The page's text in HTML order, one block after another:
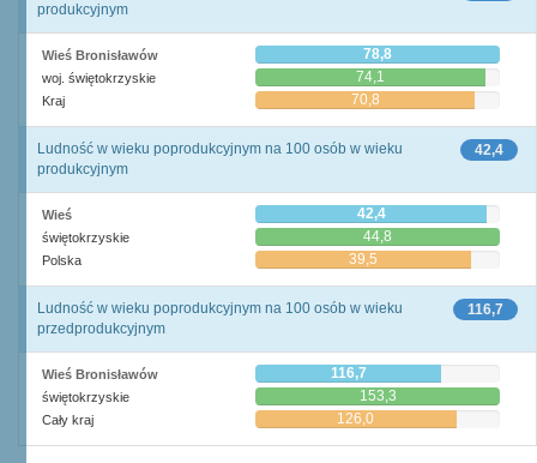
produkcyjnym
Wieś Bronisławów 78,8
woj. świętokrzyskie 74,1
Kraj 70,8
42,4
Ludność w wieku poprodukcyjnym na 100 osób w wieku
produkcyjnym
Wieś 42,4
świętokrzyskie 44,8
Polska 39,5
116,7
Ludność w wieku poprodukcyjnym na 100 osób w wieku
przedprodukcyjnym
Wieś Bronisławów 116,7
świętokrzyskie 153,3
Cały kraj 126,0